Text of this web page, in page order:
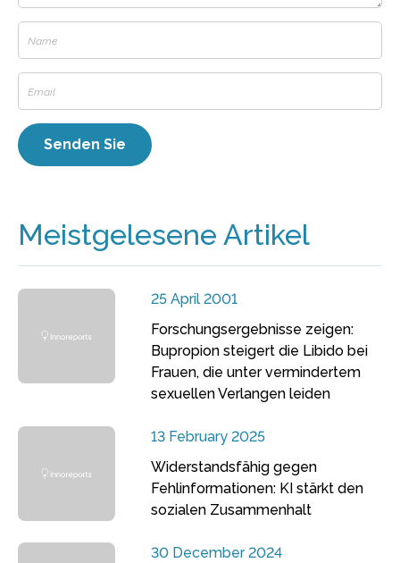
Meistgelesene Artikel
25 April 2001
Forschungsergebnisse zeigen:
Bupropion steigert die Libido bei
Frauen, die unter vermindertem
sexuellen Verlangen leiden
13 February 2025
Widerstandsfähig gegen
Fehlinformationen: KI stärkt den
sozialen Zusammenhalt
30 December 2024